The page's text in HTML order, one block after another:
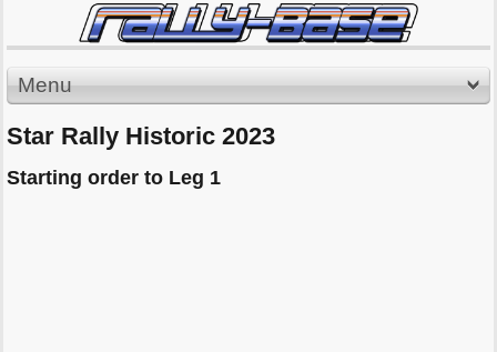
Menu
Star Rally Historic 2023
Starting order to Leg 1